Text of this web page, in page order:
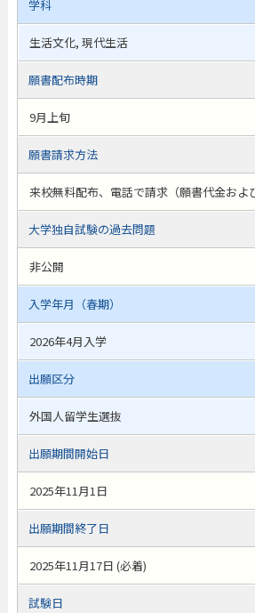
学科
生活文化, 現代生活
願書配布時期
9月上旬
願書請求方法
来校無料配布、電話で請求（願書代金およ
大学独自試験の過去問題
非公開
入学年月（春期）
2026年4月入学
出願区分
外国人留学生選抜
出願期間開始日
2025年11月1日
出願期間終了日
2025年11月17日 (必着)
試験日